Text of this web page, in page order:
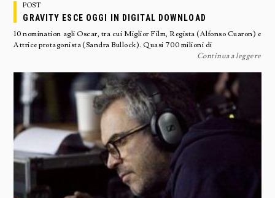
POST
GRAVITY ESCE OGGI IN DIGITAL DOWNLOAD
10 nomination agli Oscar, tra cui Miglior Film, Regista (Alfonso Cuaron) e
Attrice protagonista (Sandra Bullock). Quasi 700 milioni di
Continua a leggere